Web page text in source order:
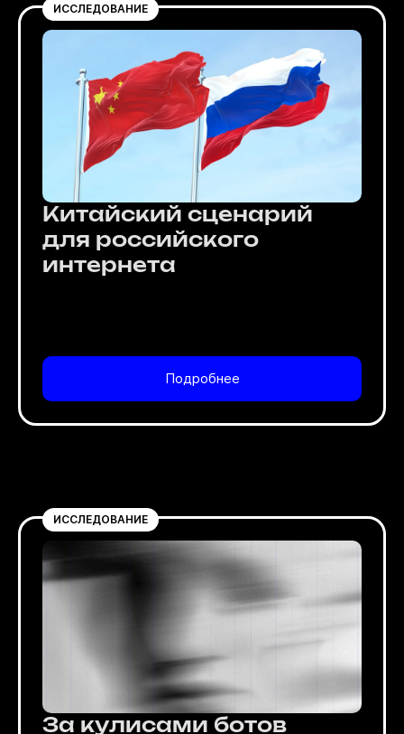
ИССЛЕДОВАНИЕ
Китайский сценарий
для российского
интернета
Подробнее
ИССЛЕДОВАНИЕ
За кулисами ботов